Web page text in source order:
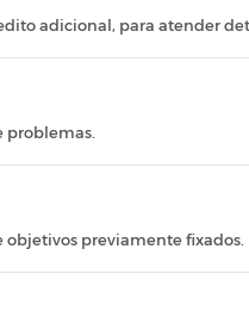
adicional, para atender
problemas.
objetivos previamente fixados.